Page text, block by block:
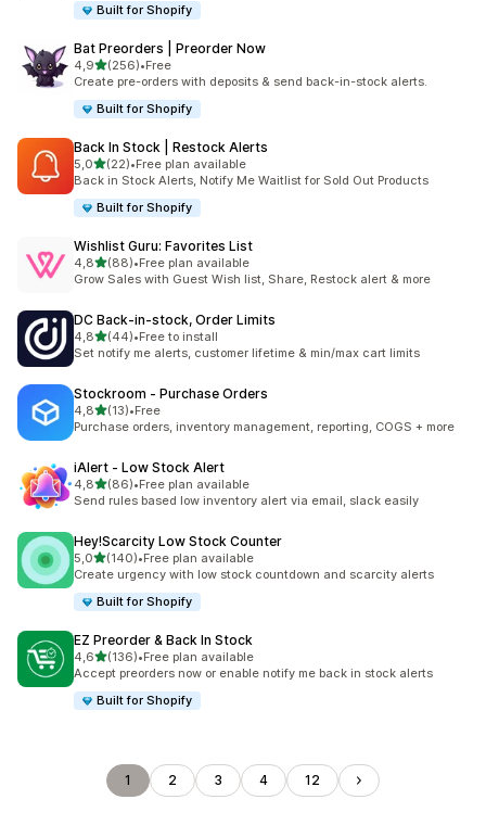
Built for Shopify
Bat Preorders | Preorder Now
4,95 yıldız üzerinden
(256)
toplam 256 değerlendirme
•Free
Create pre-orders with deposits & send back-in-stock alerts.
Built for Shopify
Back In Stock | Restock Alerts
5,05 yıldız üzerinden
(22)
toplam 22 değerlendirme
•Free plan available
Back in Stock Alerts, Notify Me Waitlist for Sold Out Products
Built for Shopify
Wishlist Guru: Favorites List
4,85 yıldız üzerinden
(88)
toplam 88 değerlendirme
•Free plan available
Grow Sales with Guest Wish list, Share, Restock alert & more
DC Back‑in‑stock, Order Limits
4,85 yıldız üzerinden
(44)
toplam 44 değerlendirme
•Free to install
Set notify me alerts, customer lifetime & min/max cart limits
Stockroom ‑ Purchase Orders
4,85 yıldız üzerinden
(13)
toplam 13 değerlendirme
•Free
Purchase orders, inventory management, reporting, COGS + more
iAlert ‑ Low Stock Alert
4,85 yıldız üzerinden
(86)
toplam 86 değerlendirme
•Free plan available
Send rules based low inventory alert via email, slack easily
Hey!Scarcity Low Stock Counter
5,05 yıldız üzerinden
(140)
toplam 140 değerlendirme
•Free plan available
Create urgency with low stock countdown and scarcity alerts
Built for Shopify
EZ Preorder & Back In Stock
4,65 yıldız üzerinden
(136)
toplam 136 değerlendirme
•Free plan available
Accept preorders now or enable notify me back in stock alerts
Built for Shopify
1 2 3 4 12